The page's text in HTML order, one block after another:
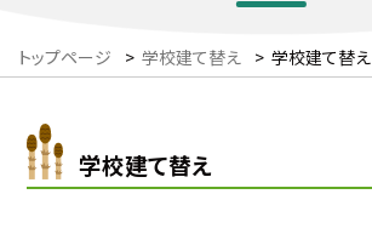
トップページ > 学校建て替え > 学校建て替え
学校建て替え